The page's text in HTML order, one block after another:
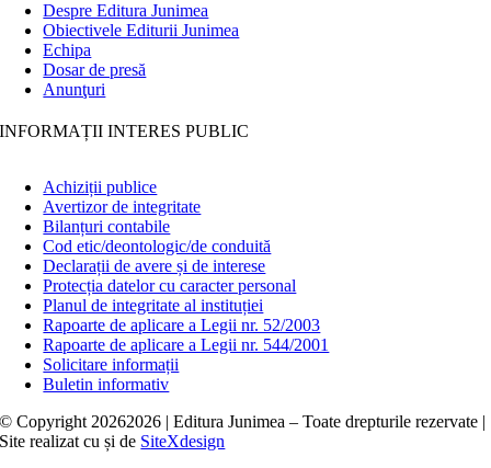
Despre Editura Junimea
Obiectivele Editurii Junimea
Echipa
Dosar de presă
Anunţuri
INFORMAȚII INTERES PUBLIC
Achiziții publice
Avertizor de integritate
Bilanțuri contabile
Cod etic/deontologic/de conduită
Declarații de avere și de interese
Protecția datelor cu caracter personal
Planul de integritate al instituției
Rapoarte de aplicare a Legii nr. 52/2003
Rapoarte de aplicare a Legii nr. 544/2001
Solicitare informații
Buletin informativ
© Copyright 20262026 | Editura Junimea – Toate drepturile rezervate |
Site realizat cușide SiteXdesign